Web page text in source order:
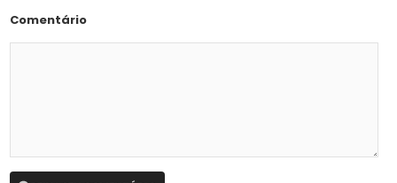
Comentário